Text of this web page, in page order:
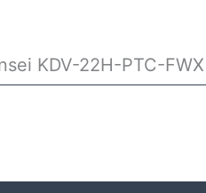
KDV-22H-PTC-FWX